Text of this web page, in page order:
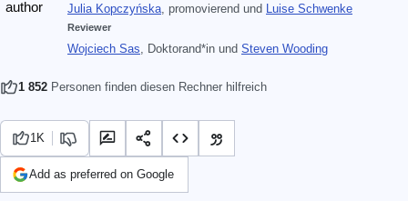
Julia Kopczyńska , promovierend und Luise Schwenke
Reviewer
Wojciech Sas , Doktorand*in und Steven Wooding
1 852 Personen finden diesen Rechner hilfreich
1K
Add as preferred on Google